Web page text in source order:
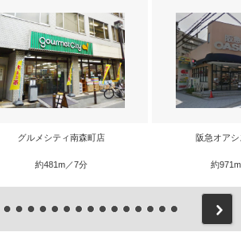
グルメシティ南森町店
約481m／7分
阪急オア
約